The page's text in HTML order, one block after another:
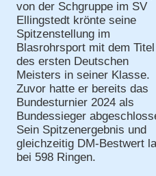
von der Schgruppe im SV
Ellingstedt krönte seine
Spitzenstellung im
Blasrohrsport mit dem Titel
des ersten Deutschen
Meisters in seiner Klasse.
Zuvor hatte er bereits das
Bundesturnier 2024 als
Bundessieger
Sein Spitzenergebnis und
gleichzeitig DM-Bestwert
bei 598 Ringen.